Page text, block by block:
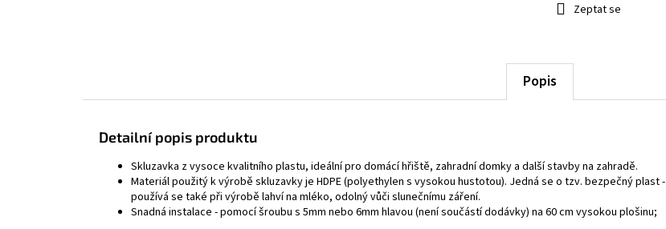
Zeptat se
Popis
Detailní popis produktu
Skluzavka z vysoce kvalitního plastu, ideální pro domácí hřiště, zahradní domky a další stavby na zahradě.
Materiál použitý k výrobě skluzavky je HDPE (polyethylen s vysokou hustotou). Jedná se o tzv. bezpečný plast -
používá se také při výrobě lahví na mléko, odolný vůči slunečnímu záření.
Snadná instalace - pomocí šroubu s 5mm nebo 6mm hlavou (není součástí dodávky) na 60 cm vysokou plošinu;